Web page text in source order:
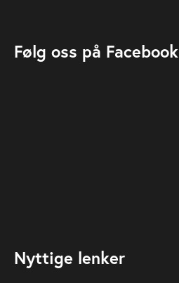
Følg oss på Facebook
Nyttige lenker